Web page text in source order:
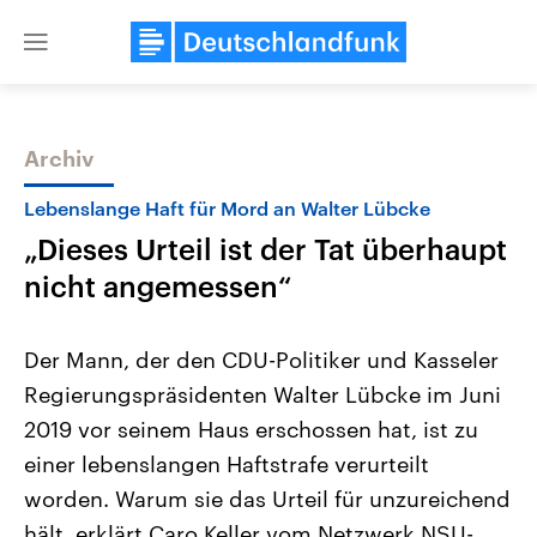
Close
Themen
Landtagswahl Sachsen-Anhalt
2026
Alle Informationen
Sachsen-Anhalt wählt am 6.
September 2026 einen neuen
Landtag. Seit 2021 wird das
Bundesland von einer Koalition aus
Aktuelle Beiträge,
Hintergründe
Wirtschaftlich und
gehören die Vereinigten
den mächtigsten Ländern
mit großem Einfluss auf
Archiv
Lebenslange Haft für Mord an Walter Lübcke
„Dieses Urteil ist der Tat überhaupt
nicht angemessen“
Der Mann, der den CDU-Politiker und Kasseler
Regierungspräsidenten Walter Lübcke im Juni
2019 vor seinem Haus erschossen hat, ist zu
einer lebenslangen Haftstrafe verurteilt
worden. Warum sie das Urteil für unzureichend